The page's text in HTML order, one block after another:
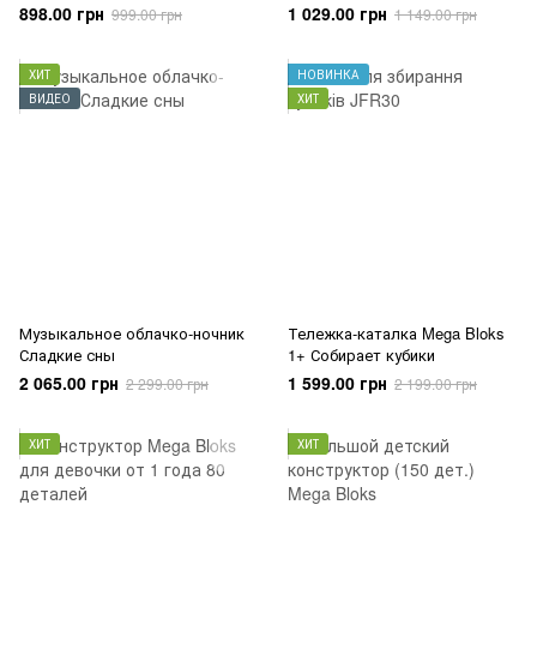
898.00 грн 999.00 грн 1 029.00 грн 1 149.00 грн
ХИТ
ВИДЕО
Музыкальное облачко-ночник
Сладкие сны
2 065.00 грн 2 299.00 грн
НОВИНКА
ХИТ
Тележка-каталка Mega Bloks
1+ Собирает кубики
1 599.00 грн 2 199.00 грн
ХИТ ХИТ